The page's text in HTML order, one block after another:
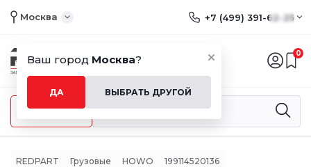
Ваш город Москва?
ДА ВЫБРАТЬ ДРУГОЙ
Москва +7 (499) 391-62-25
0
Меню
REDPART Грузовые HOWO 199114520136